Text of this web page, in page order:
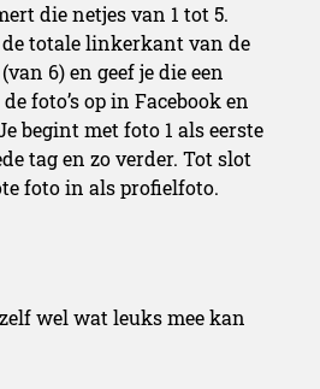
die netjes van 1 tot 5.
totale linkerkant van de
6) en geef je die een
foto’s op in Facebook en
begint met foto 1 als eerste
tag en zo verder. Tot slot
foto in als profielfoto.
wel wat leuks mee kan